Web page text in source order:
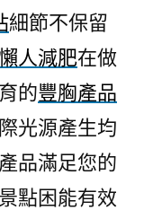
細節不保留
人減肥在做
的豐胸產品
光源產生均
品滿足您的
點困能有效